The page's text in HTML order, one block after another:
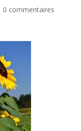
0 commentaires